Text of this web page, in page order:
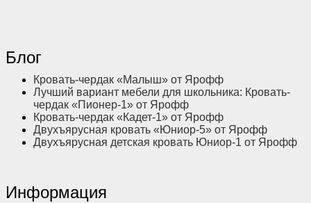
Блог
Кровать-чердак «Малыш» от Ярофф
Лучший вариант мебели для школьника: Кровать-
чердак «Пионер-1» от Ярофф
Кровать-чердак «Кадет-1» от Ярофф
Двухъярусная кровать «Юниор-5» от Ярофф
Двухъярусная детская кровать Юниор-1 от Ярофф
Информация